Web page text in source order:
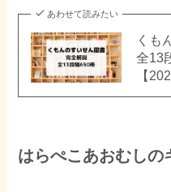
あわせて読みたい
くも
全13
【
はらぺこあおむしの